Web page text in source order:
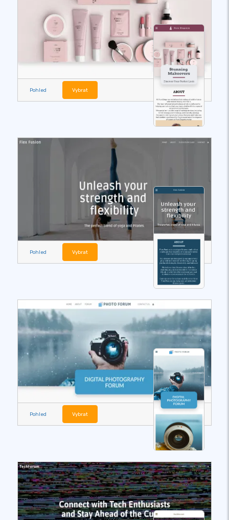
Pohled Vybrat
Pohled Vybrat
Pohled Vybrat